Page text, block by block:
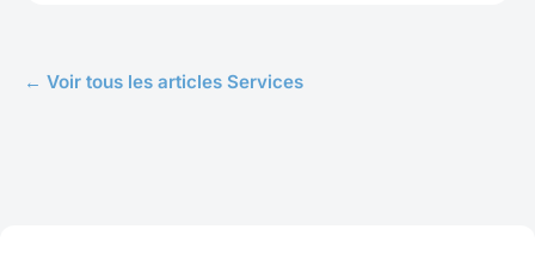
← Voir tous les articles Services